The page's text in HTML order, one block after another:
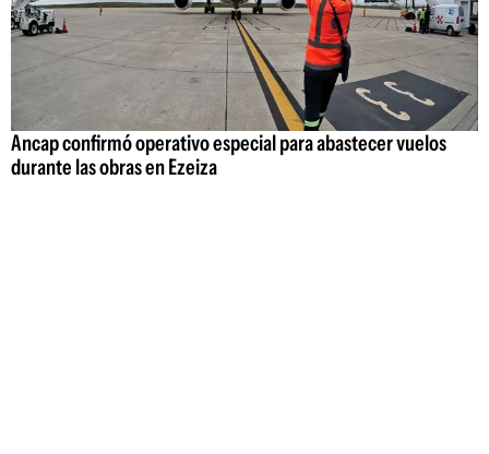
Ancap confirmó operativo especial para abastecer vuelos
durante las obras en Ezeiza